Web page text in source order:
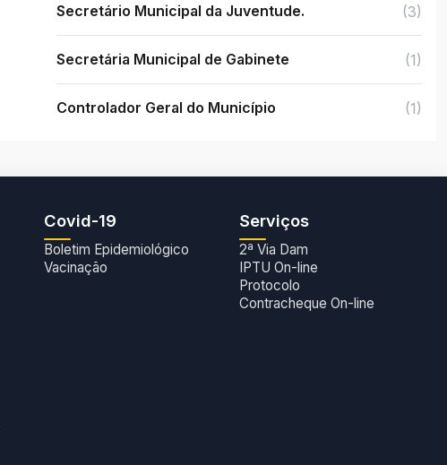
Secretário Municipal da Juventude. (3)
Secretária Municipal de Gabinete (1)
Controlador Geral do Município (1)
Covid-19
Boletim Epidemiológico
Vacinação
Serviços
2ª Via Dam
IPTU On-line
Protocolo
Contracheque On-line